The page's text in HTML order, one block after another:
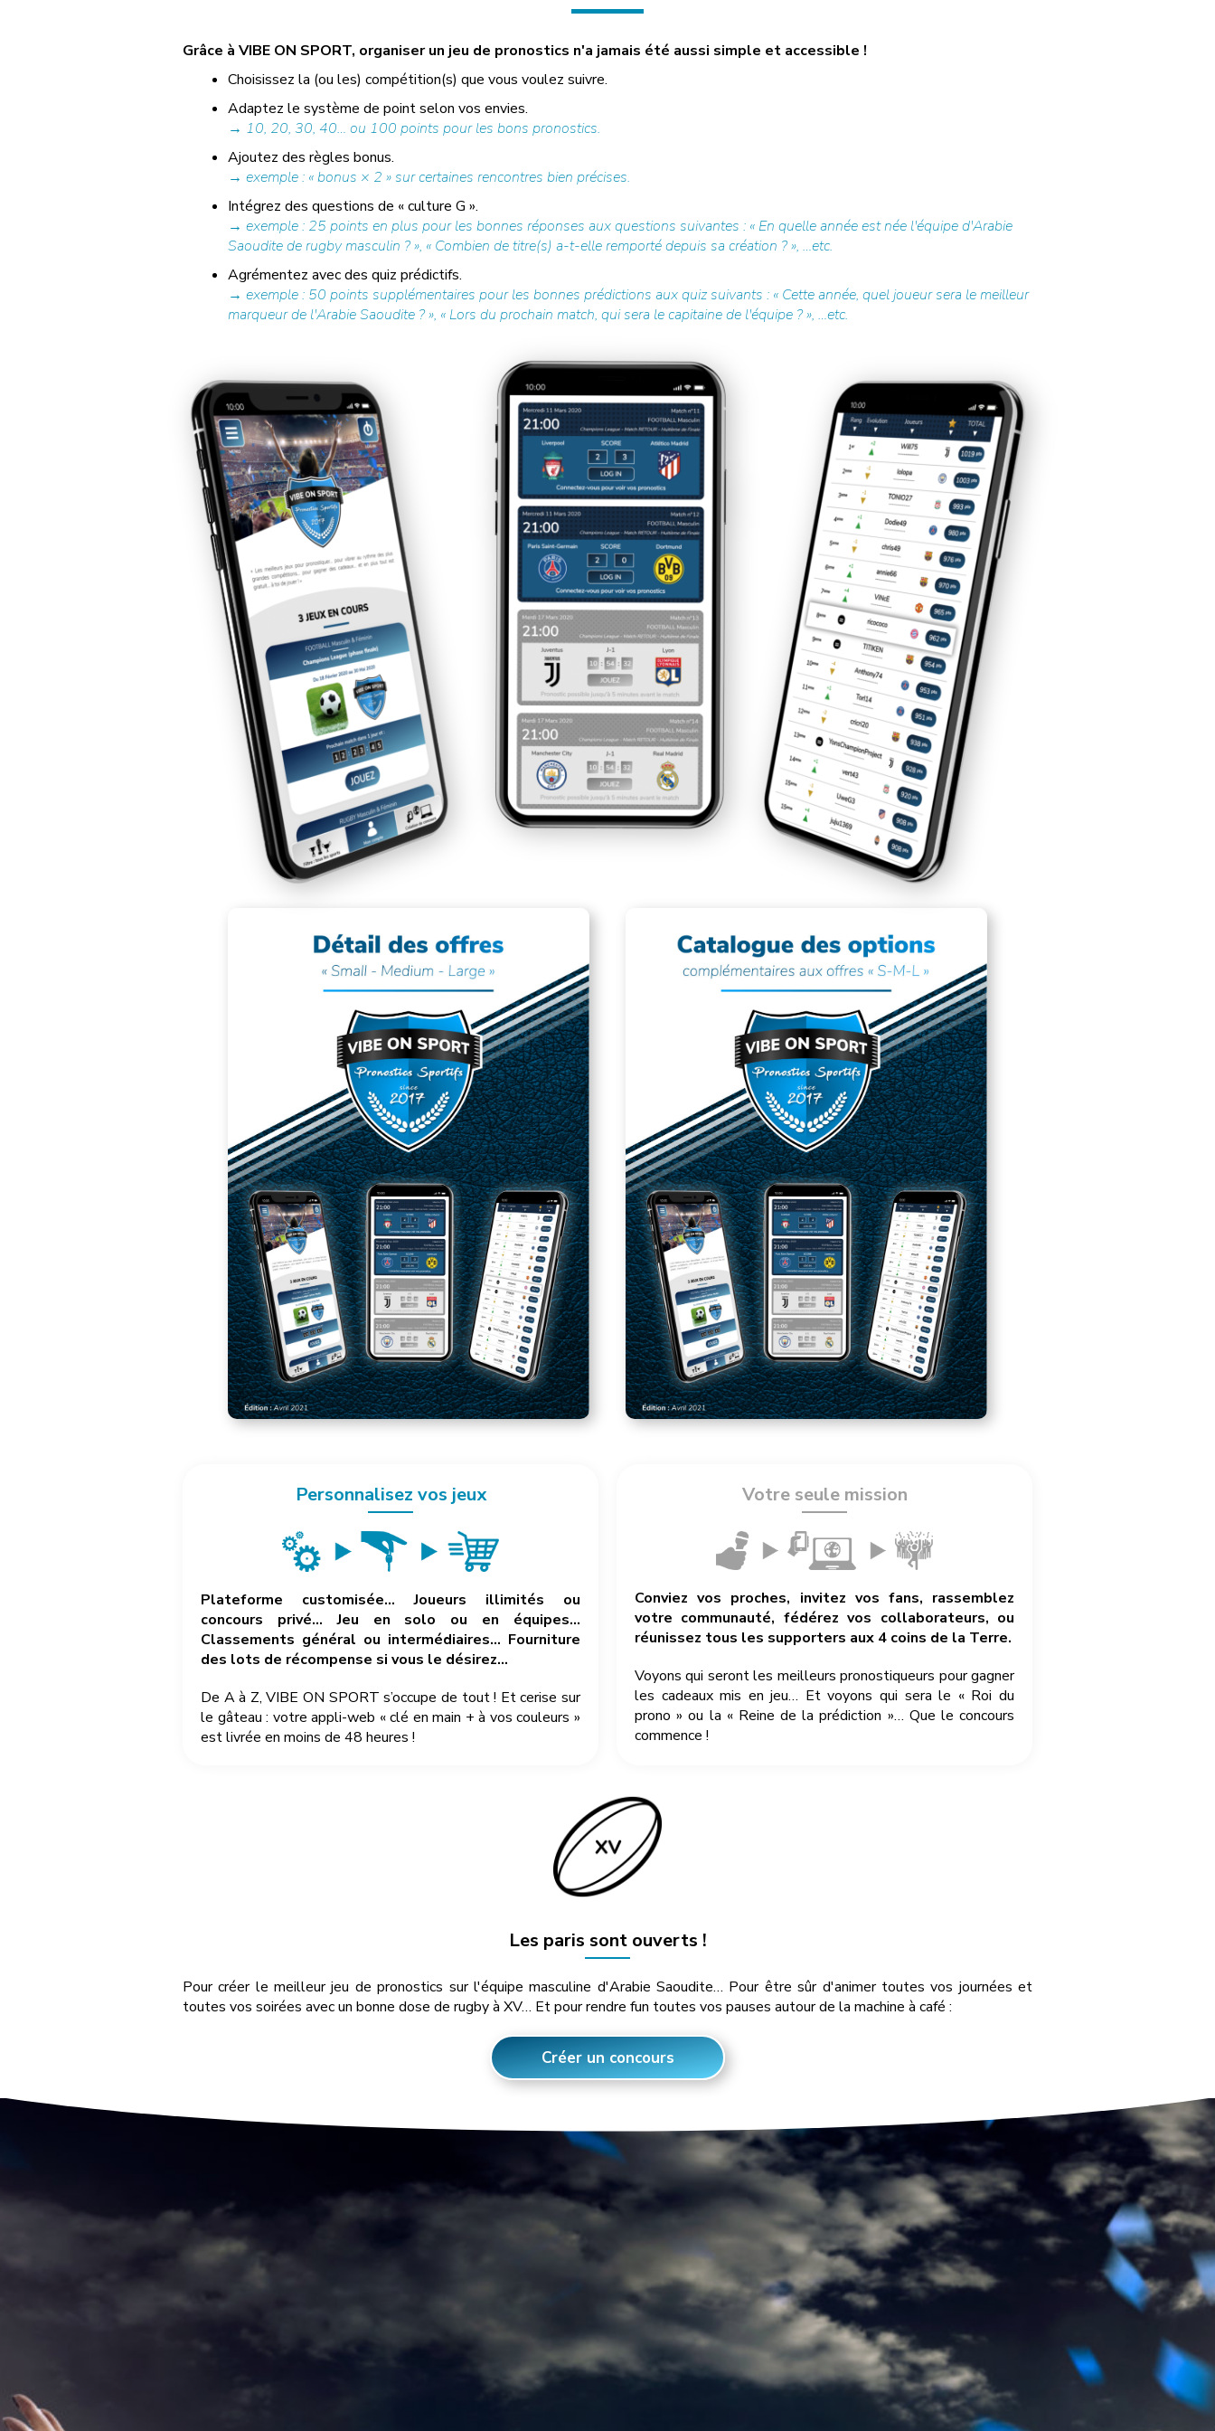
Grâce à VIBE ON SPORT, organiser un jeu de pronostics n'a jamais été aussi simple et accessible !
Choisissez la (ou les) compétition(s) que vous voulez suivre.
Adaptez le système de point selon vos envies.
→ 10, 20, 30, 40… ou 100 points pour les bons pronostics.
Ajoutez des règles bonus.
→ exemple : « bonus × 2 » sur certaines rencontres bien précises.
Intégrez des questions de « culture G ».
→ exemple : 25 points en plus pour les bonnes réponses aux questions suivantes : « En quelle année est née l'équipe d'Arabie
Saoudite de rugby masculin ? », « Combien de titre(s) a-t-elle remporté depuis sa création ? », …etc.
Agrémentez avec des quiz prédictifs.
→ exemple : 50 points supplémentaires pour les bonnes prédictions aux quiz suivants : « Cette année, quel joueur sera le meilleur
marqueur de l'Arabie Saoudite ? », « Lors du prochain match, qui sera le capitaine de l'équipe ? », …etc.
Personnalisez vos jeux
Plateforme customisée… Joueurs illimités ou
concours privé… Jeu en solo ou en équipes…
Classements général ou intermédiaires… Fourniture
des lots de récompense si vous le désirez…
De A à Z, VIBE ON SPORT s’occupe de tout ! Et cerise sur
le gâteau : votre appli-web « clé en main + à vos couleurs »
est livrée en moins de 48 heures !
Votre seule mission
Conviez vos proches, invitez vos fans, rassemblez
votre communauté, fédérez vos collaborateurs, ou
réunissez tous les supporters aux 4 coins de la Terre.
Voyons qui seront les meilleurs pronostiqueurs pour gagner
les cadeaux mis en jeu… Et voyons qui sera le « Roi du
prono » ou la « Reine de la prédiction »… Que le concours
commence !
Les paris sont ouverts !
Pour créer le meilleur jeu de pronostics sur l'équipe masculine d'Arabie Saoudite… Pour être sûr d'animer toutes vos journées et
toutes vos soirées avec un bonne dose de rugby à XV… Et pour rendre fun toutes vos pauses autour de la machine à café :
Créer un concours